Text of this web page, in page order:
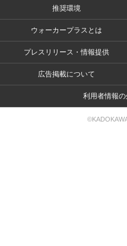
推奨環境
ウォーカープラスとは
プレスリリース・情報提供
広告掲載について
利用者情報